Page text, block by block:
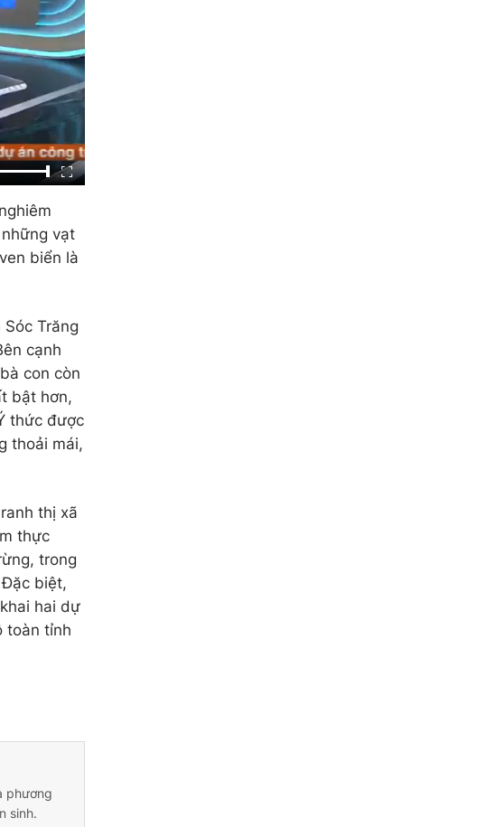
vạt
biển là
Trăng
cạnh
con còn
bật hơn,
thức được
thoải mái,
thị xã
thực
trong
biệt,
hai dự
toàn tỉnh
phương
sinh.